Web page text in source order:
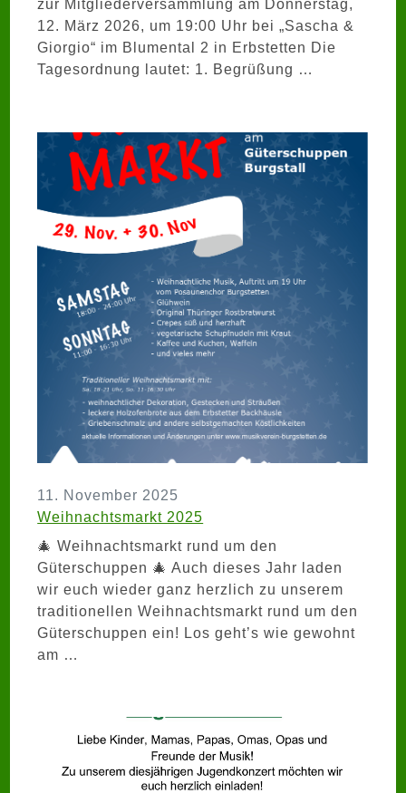
zur Mitgliederversammlung am Donnerstag,
12. März 2026, um 19:00 Uhr bei „Sascha &
Giorgio“ im Blumental 2 in Erbstetten Die
Tagesordnung lautet: 1. Begrüßung …
11. November 2025
Weihnachtsmarkt 2025
🎄 Weihnachtsmarkt rund um den
Güterschuppen 🎄 Auch dieses Jahr laden
wir euch wieder ganz herzlich zu unserem
traditionellen Weihnachtsmarkt rund um den
Güterschuppen ein! Los geht’s wie gewohnt
am …